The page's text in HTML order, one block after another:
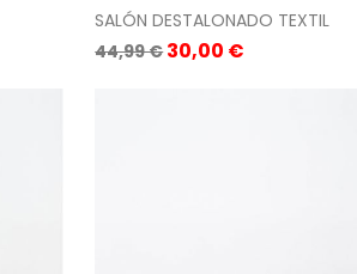
SALÓN DESTALONADO TEXTIL
Precio
44,99 €Precio
30,00 €